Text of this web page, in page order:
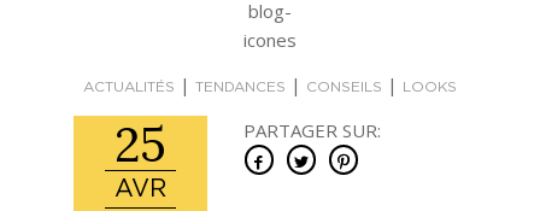
ACTUALITÉS | TENDANCES | CONSEILS | LOOKS
25
AVR
PARTAGER SUR: